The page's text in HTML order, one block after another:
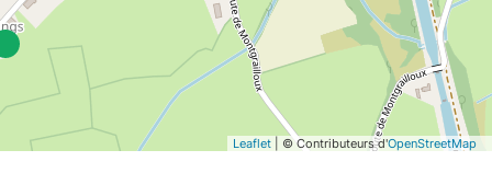
Leaflet | © Contributeurs d'OpenStreetMap